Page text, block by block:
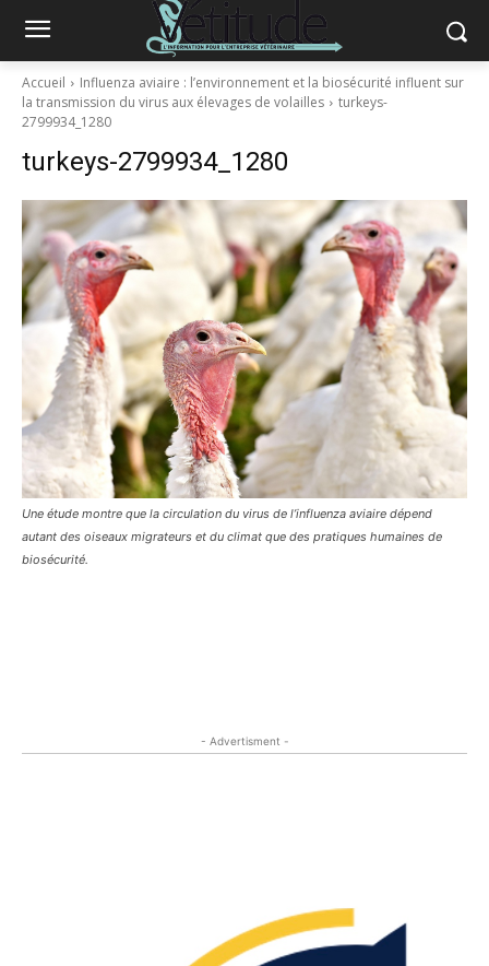
Accueil
Influenza aviaire : l’environnement et la biosécurité influent sur
la transmission du virus aux élevages de volailles
turkeys-
2799934_1280
turkeys-2799934_1280
Une étude montre que la circulation du virus de l’influenza aviaire dépend
autant des oiseaux migrateurs et du climat que des pratiques humaines de
biosécurité.
- Advertisment -